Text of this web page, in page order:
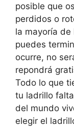
posible que
perdidos o
la mayoría
puedes
ocurre, no
repondrá
Todo lo que
tu ladrillo
del mundo
elegir el